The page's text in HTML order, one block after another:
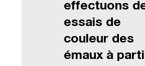
effectuons
essais de
couleur des
émaux à